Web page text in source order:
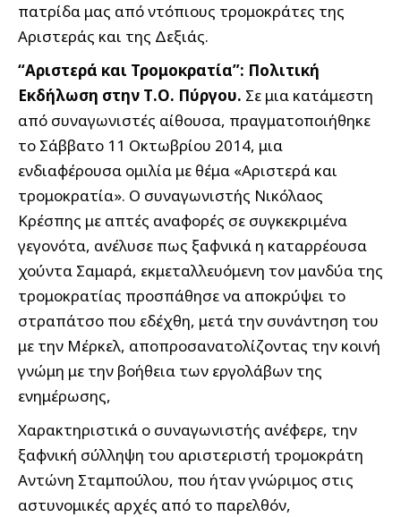
πατρίδα μας από ντόπιους τρομοκράτες της
Αριστεράς και της Δεξιάς.
“Αριστερά και Τρομοκρατία”: Πολιτική
Εκδήλωση στην Τ.Ο. Πύργου. Σε μια κατάμεστη
από συναγωνιστές αίθουσα, πραγματοποιήθηκε
το Σάββατο 11 Οκτωβρίου 2014, μια
ενδιαφέρουσα ομιλία με θέμα «Αριστερά και
τρομοκρατία». Ο συναγωνιστής Νικόλαος
Κρέσπης με απτές αναφορές σε συγκεκριμένα
γεγονότα, ανέλυσε πως ξαφνικά η καταρρέουσα
χούντα Σαμαρά, εκμεταλλευόμενη τον μανδύα της
τρομοκρατίας προσπάθησε να αποκρύψει το
στραπάτσο που εδέχθη, μετά την συνάντηση του
με την Μέρκελ, αποπροσανατολίζοντας την κοινή
γνώμη με την βοήθεια των εργολάβων της
ενημέρωσης,
Χαρακτηριστικά ο συναγωνιστής ανέφερε, την
ξαφνική σύλληψη του αριστεριστή τρομοκράτη
Αντώνη Σταμπούλου, που ήταν γνώριμος στις
αστυνομικές αρχές από το παρελθόν,